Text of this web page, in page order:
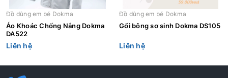
Đồ dùng em bé Dokma
Áo Khoác Chống Nắng Dokma
DA522
Liên hệ
Đồ dùng em bé Dokma
Gối bông sơ sinh Dokma DS105
Liên hệ